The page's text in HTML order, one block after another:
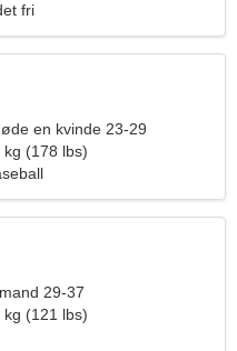
fri
en kvinde 23-29
(178 lbs)
29-37
(121 lbs)